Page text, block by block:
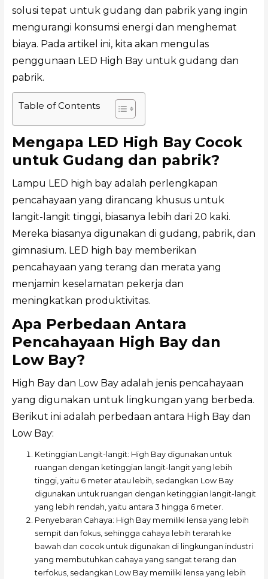
solusi tepat untuk gudang dan pabrik yang ingin
mengurangi konsumsi energi dan menghemat
biaya. Pada artikel ini, kita akan mengulas
penggunaan LED High Bay untuk gudang dan
pabrik.
Table of Contents
Mengapa LED High Bay Cocok
untuk Gudang dan pabrik?
Lampu LED high bay adalah perlengkapan
pencahayaan yang dirancang khusus untuk
langit-langit tinggi, biasanya lebih dari 20 kaki.
Mereka biasanya digunakan di gudang, pabrik, dan
gimnasium. LED high bay memberikan
pencahayaan yang terang dan merata yang
menjamin keselamatan pekerja dan
meningkatkan produktivitas.
Apa Perbedaan Antara
Pencahayaan High Bay dan
Low Bay?
High Bay dan Low Bay adalah jenis pencahayaan
yang digunakan untuk lingkungan yang berbeda.
Berikut ini adalah perbedaan antara High Bay dan
Low Bay:
Ketinggian Langit-langit: High Bay digunakan untuk
ruangan dengan ketinggian langit-langit yang lebih
tinggi, yaitu 6 meter atau lebih, sedangkan Low Bay
digunakan untuk ruangan dengan ketinggian langit-langit
yang lebih rendah, yaitu antara 3 hingga 6 meter.
Penyebaran Cahaya: High Bay memiliki lensa yang lebih
sempit dan fokus, sehingga cahaya lebih terarah ke
bawah dan cocok untuk digunakan di lingkungan industri
yang membutuhkan cahaya yang sangat terang dan
terfokus, sedangkan Low Bay memiliki lensa yang lebih